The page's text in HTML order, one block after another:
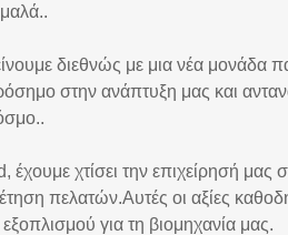
διεθνώς με μια νέα
στην ανάπτυξη μας και
χτίσει την επιχείρησή μας
πελατών.Αυτές οι αξίες
για τη βιομηχανία μας.